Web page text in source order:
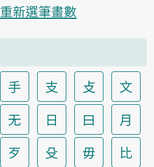
重新選筆畫數
手 支 攴
文
无 日 曰
月
歹 殳 毋 比